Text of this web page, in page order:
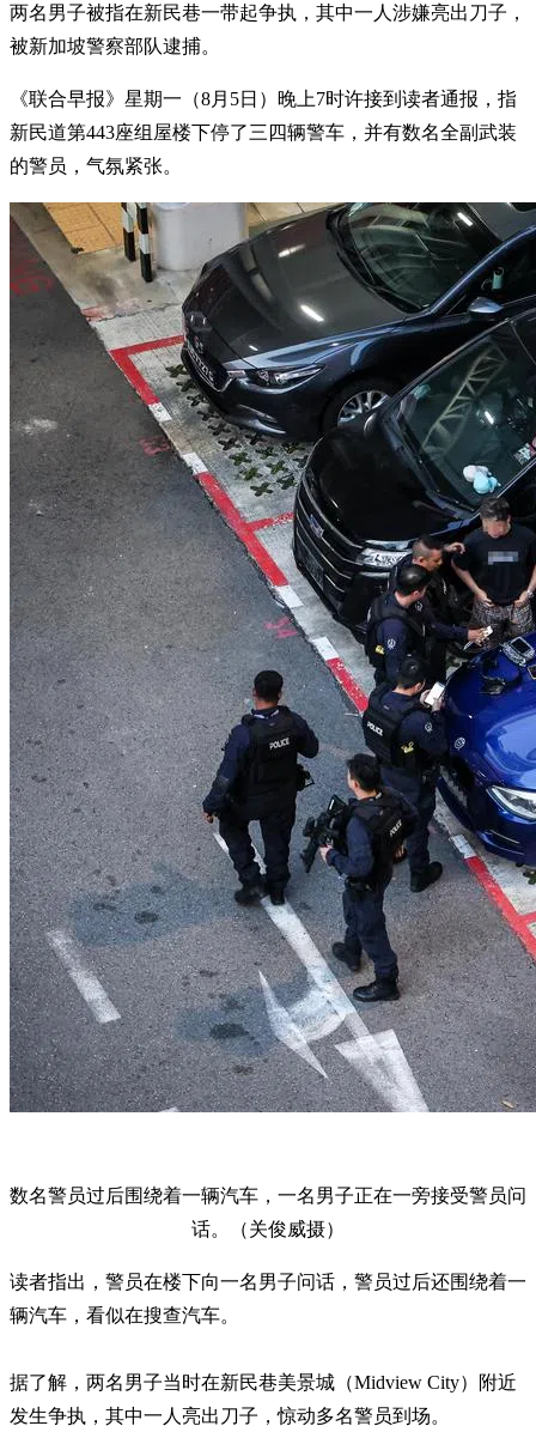
两名男子被指在新民巷一带起争执，其中一人涉嫌亮出刀子，
被新加坡警察部队逮捕。
《联合早报》星期一（8月5日）晚上7时许接到读者通报，指
新民道第443座组屋楼下停了三四辆警车，并有数名全副武装
的警员，气氛紧张。
数名警员过后围绕着一辆汽车，一名男子正在一旁接受警员问
话。（关俊威摄）
读者指出，警员在楼下向一名男子问话，警员过后还围绕着一
辆汽车，看似在搜查汽车。
据了解，两名男子当时在新民巷美景城（Midview City）附近
发生争执，其中一人亮出刀子，惊动多名警员到场。